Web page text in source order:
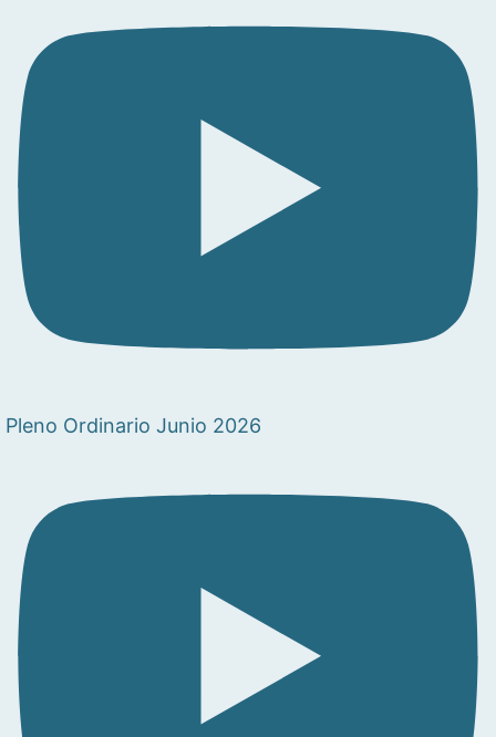
Pleno Ordinario Junio 2026